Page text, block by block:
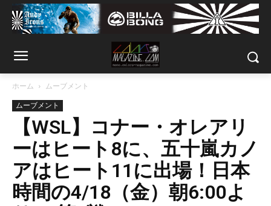
ホーム
ムーブメント
ムーブメント
【WSL】コナー・オレアリ
ーはヒート8に、五十嵐カノ
アはヒート11に出場！日本
時間の4/18（金）朝6:00よ